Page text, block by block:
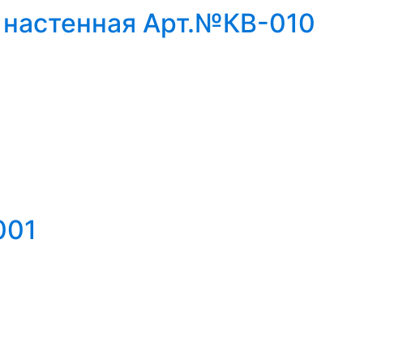
Арт.№КВ-010